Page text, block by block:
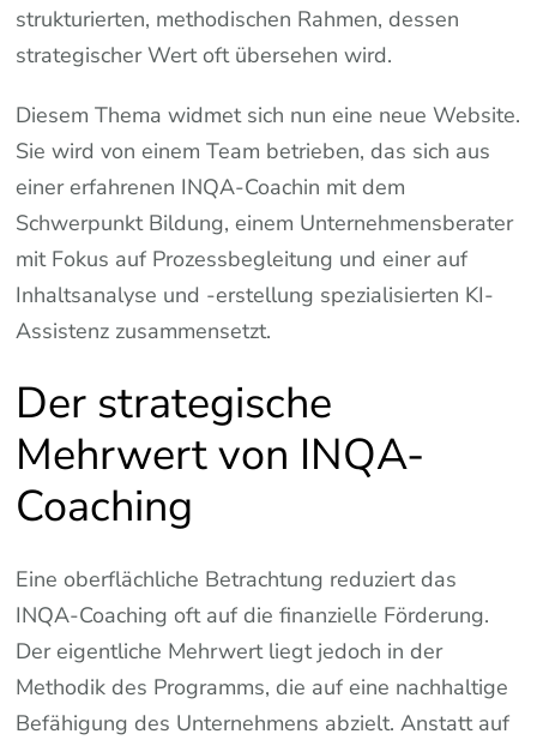
strukturierten, methodischen Rahmen, dessen
strategischer Wert oft übersehen wird.
Diesem Thema widmet sich nun eine neue Website.
Sie wird von einem Team betrieben, das sich aus
einer erfahrenen INQA-Coachin mit dem
Schwerpunkt Bildung, einem Unternehmensberater
mit Fokus auf Prozessbegleitung und einer auf
Inhaltsanalyse und -erstellung spezialisierten KI-
Assistenz zusammensetzt.
Der strategische
Mehrwert von INQA-
Coaching
Eine oberflächliche Betrachtung reduziert das
INQA-Coaching oft auf die finanzielle Förderung.
Der eigentliche Mehrwert liegt jedoch in der
Methodik des Programms, die auf eine nachhaltige
Befähigung des Unternehmens abzielt. Anstatt auf